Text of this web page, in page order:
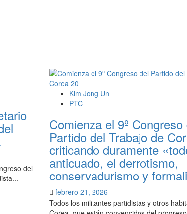
del
Kim Jong Un
PTC
Comienza el 9º Congreso
Partido del Trabajo de
criticando duramente
anticuado, el derrotismo,
conservadurismo y
febrero 21, 2026
Todos los militantes partidistas y otros